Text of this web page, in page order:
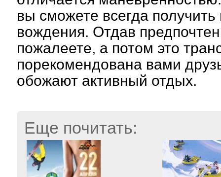
вы сможете всегда
вождения. Отдав
пожалеете, а потом это
порекомендована вами
обожают активный отдых.
Еще почитать: